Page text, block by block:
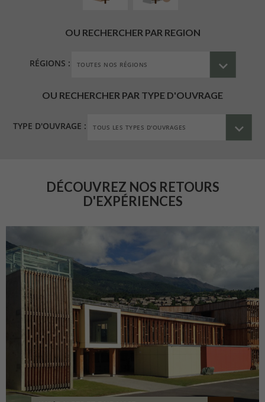
OU RECHERCHER PAR REGION
RÉGIONS :
OU RECHERCHER PAR TYPE D'OUVRAGE
TYPE D'OUVRAGE :
DÉCOUVREZ NOS RETOURS
D'EXPÉRIENCES